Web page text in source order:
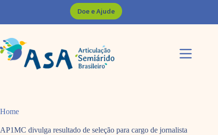
Doe e Ajude
Home
AP1MC divulga resultado de seleção para cargo de jornalista